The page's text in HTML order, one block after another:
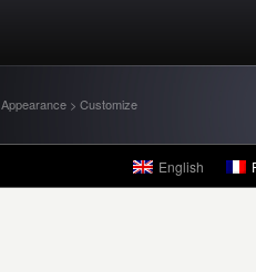
Appearance > Customize
English